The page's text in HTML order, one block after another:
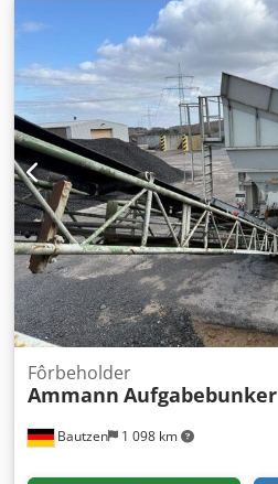
Bautzen 1 098 km
Fôrbeholder
Ammann Aufgabebunker